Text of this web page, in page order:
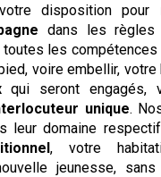
disposition pour
dans les règles
les
voire embellir, votre
qui seront engagés,
unique.
leur domaine
, votre
jeunesse,